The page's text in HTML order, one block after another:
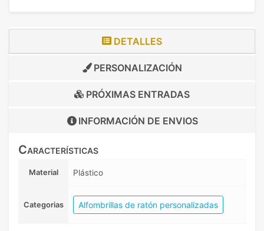
DETALLES
PERSONALIZACIÓN
PRÓXIMAS ENTRADAS
INFORMACIÓN DE ENVIOS
Características
Material Plástico
Categorias Alfombrillas de ratón personalizadas